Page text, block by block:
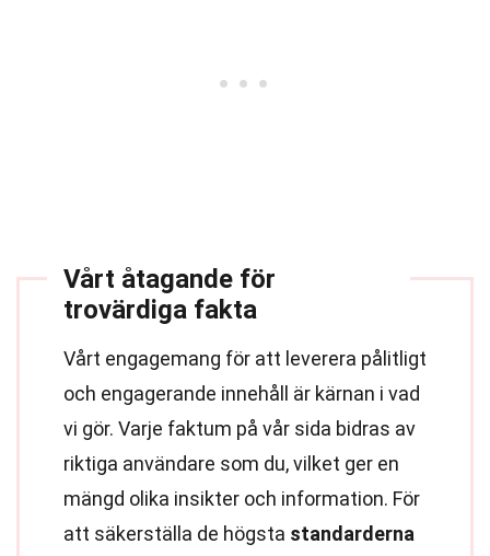
Vårt åtagande för
trovärdiga fakta
Vårt engagemang för att leverera pålitligt
och engagerande innehåll är kärnan i vad
vi gör. Varje faktum på vår sida bidras av
riktiga användare som du, vilket ger en
mängd olika insikter och information. För
att säkerställa de högsta standarderna